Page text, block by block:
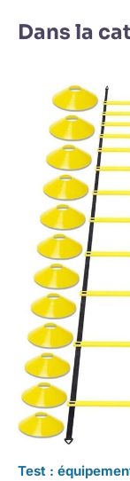
Dans la
Test :